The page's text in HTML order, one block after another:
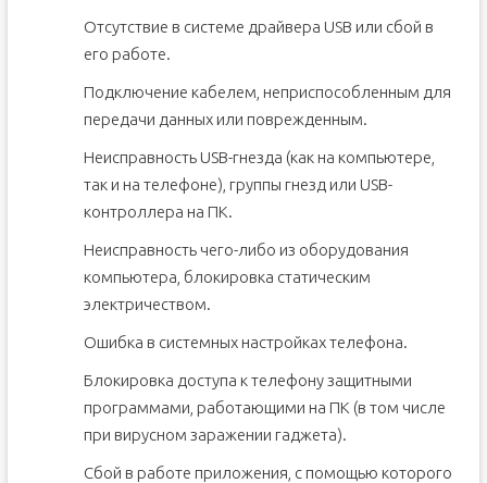
Отсутствие в системе драйвера USB или сбой в
его работе.
Подключение кабелем, неприспособленным для
передачи данных или поврежденным.
Неисправность USB-гнезда (как на компьютере,
так и на телефоне), группы гнезд или USB-
контроллера на ПК.
Неисправность чего-либо из оборудования
компьютера, блокировка статическим
электричеством.
Ошибка в системных настройках телефона.
Блокировка доступа к телефону защитными
программами, работающими на ПК (в том числе
при вирусном заражении гаджета).
Сбой в работе приложения, с помощью которого